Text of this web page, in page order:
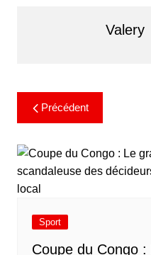
Valery
Précédent
Sport
​Coupe du Congo